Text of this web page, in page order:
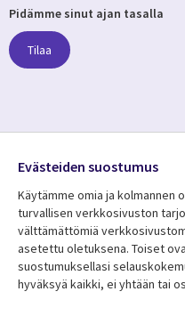
Resurssikeskus
Library
Asiakastarinat
Pidämme sinut ajan tasalla
Tilaa
Media
FINLAND
Evästeiden suostumus
Käytämme omia ja kolmannen
turvallisen verkkosivuston
välttämättömiä
asetettu oletuksena. Toiset
suostumuksellasi
hyväksyä kaikki, ei yhtään tai